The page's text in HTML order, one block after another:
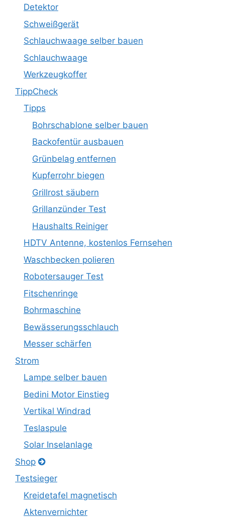
Detektor
Schweißgerät
Schlauchwaage selber bauen
Schlauchwaage
Werkzeugkoffer
TippCheck
Tipps
Bohrschablone selber bauen
Backofentür ausbauen
Grünbelag entfernen
Kupferrohr biegen
Grillrost säubern
Grillanzünder Test
Haushalts Reiniger
HDTV Antenne, kostenlos Fernsehen
Waschbecken polieren
Robotersauger Test
Fitschenringe
Bohrmaschine
Bewässerungsschlauch
Messer schärfen
Strom
Lampe selber bauen
Bedini Motor Einstieg
Vertikal Windrad
Teslaspule
Solar Inselanlage
Shop
Testsieger
Kreidetafel magnetisch
Aktenvernichter